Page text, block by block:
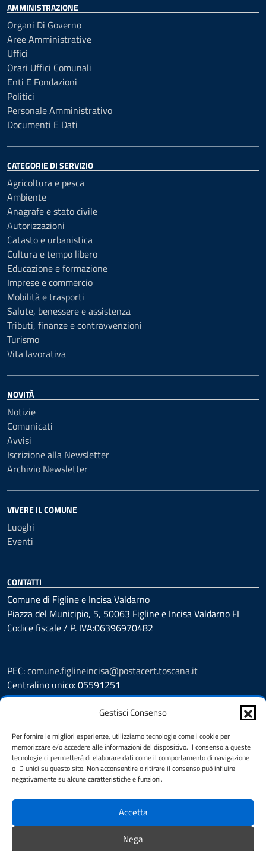
Gestisci Consenso
Per fornire le migliori esperienze, utilizziamo tecnologie come i cookie per
memorizzare e/o accedere alle informazioni del dispositivo. Il consenso a queste
tecnologie ci permetterà di elaborare dati come il comportamento di navigazione
o ID unici su questo sito. Non acconsentire o ritirare il consenso può influire
negativamente su alcune caratteristiche e funzioni.
Accetta
Nega
AMMINISTRAZIONE
Organi Di Governo
Aree Amministrative
Uffici
Orari Uffici Comunali
Enti E Fondazioni
Politici
Personale Amministrativo
Documenti E Dati
CATEGORIE DI SERVIZIO
Agricoltura e pesca
Ambiente
Anagrafe e stato civile
Autorizzazioni
Catasto e urbanistica
Cultura e tempo libero
Educazione e formazione
Imprese e commercio
Mobilità e trasporti
Salute, benessere e assistenza
Tributi, finanze e contravvenzioni
Turismo
Vita lavorativa
NOVITÀ
Notizie
Comunicati
Avvisi
Iscrizione alla Newsletter
Archivio Newsletter
VIVERE IL COMUNE
Luoghi
Eventi
CONTATTI
Comune di Figline e Incisa Valdarno
Piazza del Municipio, 5, 50063 Figline e Incisa Valdarno FI
Codice fiscale / P. IVA:06396970482
PEC:comune.figlineincisa@postacert.toscana.it
Centralino unico: 05591251
Segnalazione disservizio
Whistleblowing
Amministrazione trasparente
Amministrazione trasparente fino al 29/10/2024
Cookie Policy